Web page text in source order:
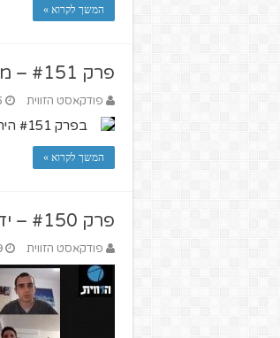
המשך לקרוא »
פרק #151 – מה עושים בלי כדורגל? (מארחים את מנור סולומון)
פודקאסט הזווית
בפרק #151 היה לנו הכבוד לארח את שחקן שחטאר דונייצק ונבחרת ישראל - מנור סולומון
המשך לקרוא »
פרק #150 – ידעתם שיש מקומות שכן משחקים כדורגל?
פודקאסט הזווית